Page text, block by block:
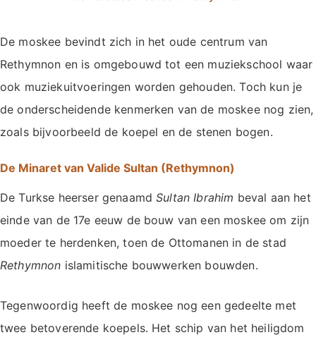
De moskee bevindt zich in het oude centrum van
Rethymnon en is omgebouwd tot een muziekschool waar
ook muziekuitvoeringen worden gehouden. Toch kun je
de onderscheidende kenmerken van de moskee nog zien,
zoals bijvoorbeeld de koepel en de stenen bogen.
De Minaret van Valide Sultan (Rethymnon)
De Turkse heerser genaamdSultan Ibrahim beval aan het
einde van de 17e eeuw de bouw van een moskee om zijn
moeder te herdenken, toen de Ottomanen in de stad
Rethymnon islamitische bouwwerken bouwden.
Tegenwoordig heeft de moskee nog een gedeelte met
twee betoverende koepels. Het schip van het heiligdom